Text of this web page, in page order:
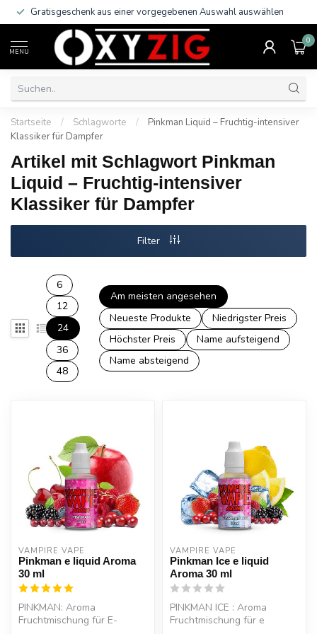
Gratisgeschenk aus einer vorgegebenen Auswahl auswählen
MENU
0
Startseite / Schlagworte /
Pinkman Liquid – Fruchtig-intensiver
Klassiker für Dampfer
Artikel mit Schlagwort Pinkman
Liquid – Fruchtig-intensiver
Klassiker für Dampfer
Filter
6
12
24
36
48
Am meisten angesehen
Neueste Produkte
Niedrigster Preis
Höchster Preis
Name aufsteigend
Name absteigend
VAMPIRE VAPE
Pinkman e liquid Aroma
30 ml
PINKMAN: Aroma
Fruchtmischung für E-
VAMPIRE VAPE
Pinkman Ice e liquid
Aroma 30 ml
PINKMAN ICE : Aroma
Fruchtmischung für e